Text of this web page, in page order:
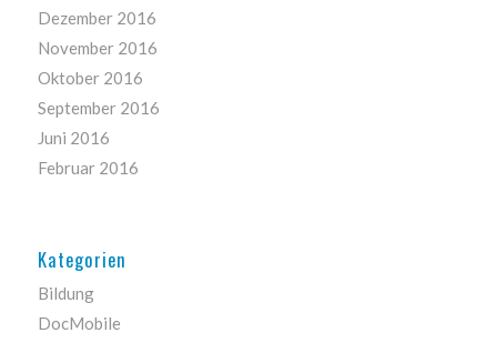
Dezember 2016
November 2016
Oktober 2016
September 2016
Juni 2016
Februar 2016
Kategorien
Bildung
DocMobile